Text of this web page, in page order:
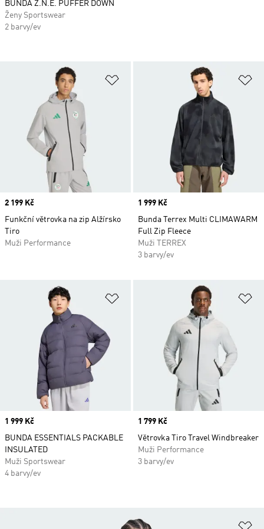
Přidat do seznamu přání
Price
2 199 Kč
Funkční větrovka na zip Alžírsko
Tiro
Muži Performance
Price
1 999 Kč
Bunda Terrex Multi CLIMAWARM
Full Zip Fleece
Muži TERREX
3 barvy/ev
Přidat do seznamu přání
Price
1 999 Kč
BUNDA ESSENTIALS PACKABLE
INSULATED
Muži Sportswear
4 barvy/ev
Price
1 799 Kč
Větrovka Tiro Travel Windbreaker
Muži Performance
3 barvy/ev
BUNDA Z.N.E. PUFFER DOWN
Ženy Sportswear
2 barvy/ev